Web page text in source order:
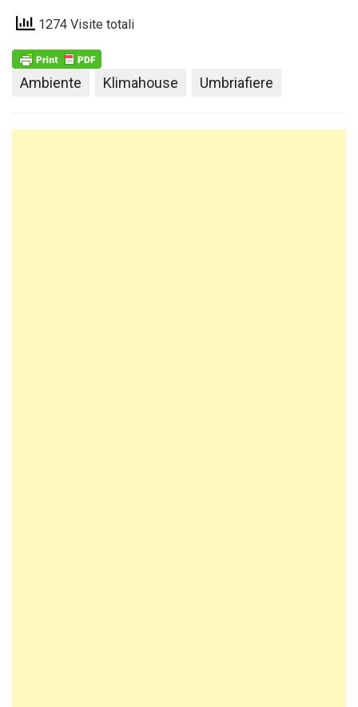
1274 Visite totali
Ambiente Klimahouse Umbriafiere